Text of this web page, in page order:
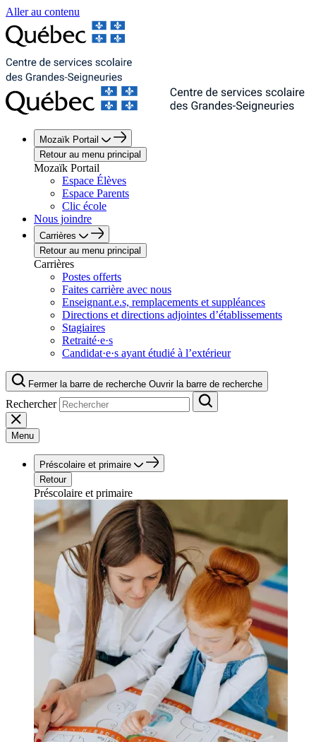
Aller au contenu
Mozaïk Portail
Retour au menu principal
Mozaïk Portail
Espace Élèves
Espace Parents
Clic école
Nous joindre
Carrières
Retour au menu principal
Carrières
Postes offerts
Faites carrière avec nous
Enseignant.e.s, remplacements et suppléances
Directions et directions adjointes d’établissements
Stagiaires
Retraité·e·s
Candidat·e·s ayant étudié à l’extérieur
Fermer la barre de recherche Ouvrir la barre de recherche
Rechercher
Menu
Préscolaire et primaire
Retour
Préscolaire et primaire